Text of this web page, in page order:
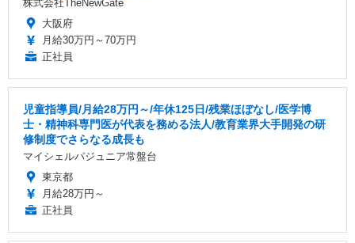
株式会社TheNewGate
大阪府
月給30万円～70万円
正社員
児童指導員/月給28万円～/年休125日/残業ほぼなし/医学博
士・精神科専門医が代表を務める法人/教育業界大手開発の研
修制度でさらなる成長も
マイシェルパジュニア常盤台
東京都
月給28万円～
正社員